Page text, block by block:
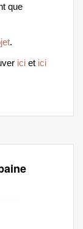
que
.
ici et ici